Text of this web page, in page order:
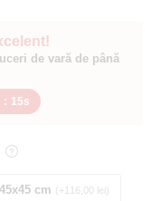
de vară de până
: 15s
45x45 cm +116,00 lei